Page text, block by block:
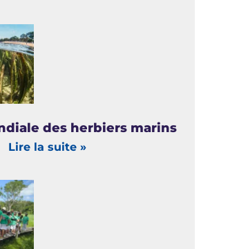
des herbiers marins
Lire la suite »